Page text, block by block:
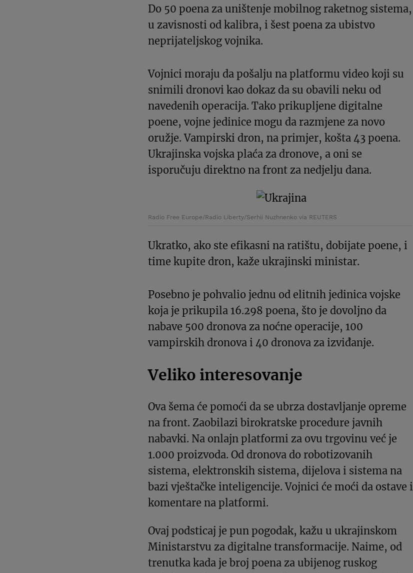
Do 50 poena za uništenje mobilnog raketnog sistema,
u zavisnosti od kalibra, i šest poena za ubistvo
neprijateljskog vojnika.
Vojnici moraju da pošalju na platformu video koji su
snimili dronovi kao dokaz da su obavili neku od
navedenih operacija. Tako prikupljene digitalne
poene, vojne jedinice mogu da razmjene za novo
oružje. Vampirski dron, na primjer, košta 43 poena.
Ukrajinska vojska plaća za dronove, a oni se
isporučuju direktno na front za nedjelju dana.
Radio Free Europe/Radio Liberty/Serhii Nuzhnenko via REUTERS
Ukratko, ako ste efikasni na ratištu, dobijate poene, i
time kupite dron, kaže ukrajinski ministar.
Posebno je pohvalio jednu od elitnih jedinica vojske
koja je prikupila 16.298 poena, što je dovoljno da
nabave 500 dronova za noćne operacije, 100
vampirskih dronova i 40 dronova za izviđanje.
Veliko interesovanje
Ova šema će pomoći da se ubrza dostavljanje opreme
na front. Zaobilazi birokratske procedure javnih
nabavki. Na onlajn platformi za ovu trgovinu već je
1.000 proizvoda. Od dronova do robotizovanih
sistema, elektronskih sistema, dijelova i sistema na
bazi vještačke inteligencije. Vojnici će moći da ostave i
komentare na platformi.
Ovaj podsticaj je pun pogodak, kažu u ukrajinskom
Ministarstvu za digitalne transformacije. Naime, od
trenutka kada je broj poena za ubijenog ruskog